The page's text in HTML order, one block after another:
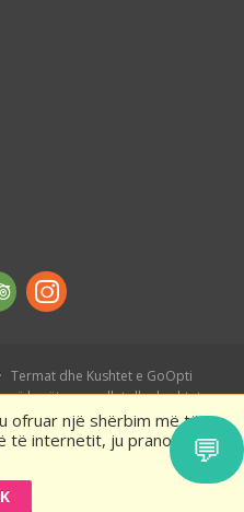
ofruar një shërbim më të
internetit, ju pranoni
Termat dhe Kushtet e GoOpti
më herët – rregullat dhe kushtet
💬